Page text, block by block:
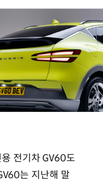
전기차 GV60도
는 지난해 말